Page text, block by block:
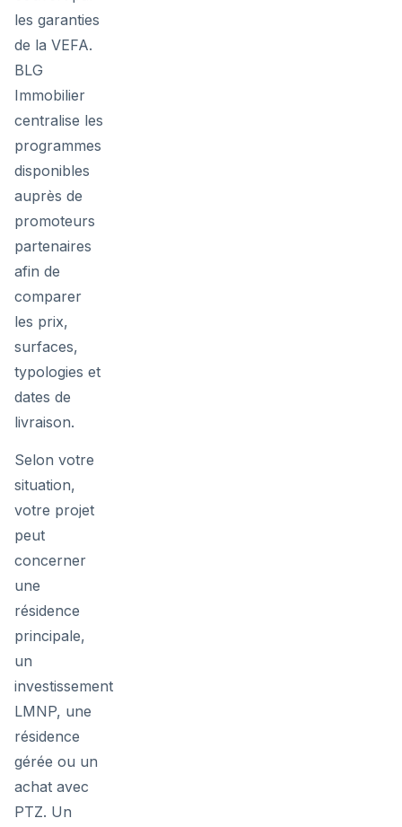
les garanties
de la VEFA.
BLG
Immobilier
centralise les
programmes
disponibles
auprès de
promoteurs
partenaires
afin de
comparer
les prix,
surfaces,
typologies et
dates de
livraison.
Selon votre
situation,
votre projet
peut
concerner
une
résidence
principale,
un
investissement
LMNP, une
résidence
gérée ou un
achat avec
PTZ. Un